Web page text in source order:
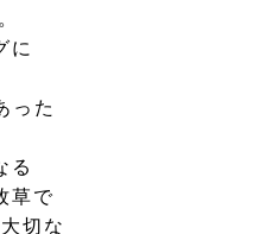
に
った
る
草で
切な